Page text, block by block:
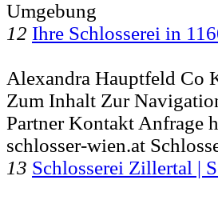
Umgebung
12 Ihre Schlosserei in
Alexandra Hauptfeld Co
Zum Inhalt Zur
Partner Kontakt Anfrage
schlosser-wien.at
13 Schlosserei Zillertal |